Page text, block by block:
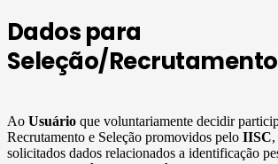
Dados para
Seleção/Recrutamento
Ao Usuário que voluntariamente decidir
Recrutamento e Seleção promovidos pelo IISC
solicitados dados relacionados a identificação